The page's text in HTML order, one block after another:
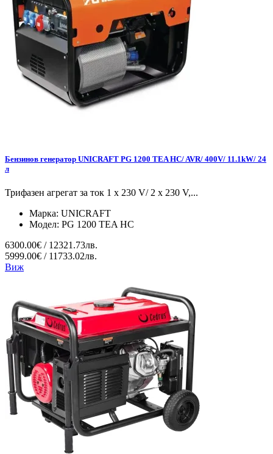
Бензинов генератор UNICRAFT PG 1200 TEA HC/ AVR/ 400V/ 11.1kW/ 24
л
Трифазен агрегат за ток 1 x 230 V/ 2 x 230 V,...
Марка: UNICRAFT
Модел: PG 1200 TEA HC
6300.00€ / 12321.73лв.
5999.00€ / 11733.02лв.
Виж